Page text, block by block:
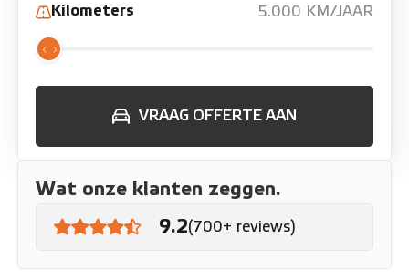
Kilometers 5.000 KM/JAAR
VRAAG OFFERTE AAN
Wat onze klanten zeggen.
9.2(700+ reviews)